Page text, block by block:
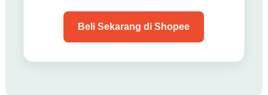
Beli Sekarang di Shopee